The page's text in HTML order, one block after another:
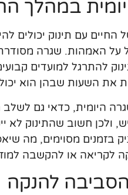
במהלך
החיים עם תינוק יכולים
על האמהות. שגרה
להתרגל למועדים
את השעות שבהן הוא
היומית, כדאי גם לשלב
ולכן חשוב שהתינוק
בזמנים מסוימים, מה
לקריאה או להקשבה
להנקה